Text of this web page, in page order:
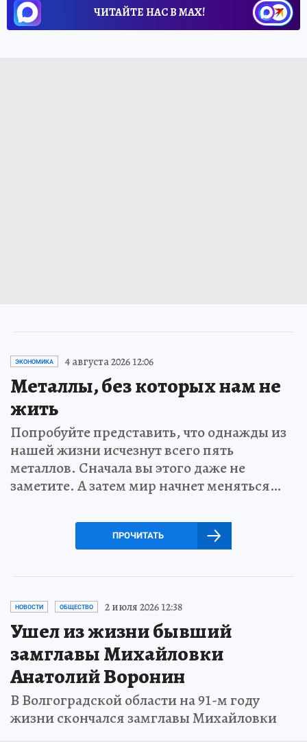
ЧИТАЙТЕ НАС В МАХ!
ЭКОНОМИКА 4 августа 2026 12:06
Металлы, без которых нам не
жить
Попробуйте представить, что однажды из
нашей жизни исчезнут всего пять
металлов. Сначала вы этого даже не
заметите. А затем мир начнет меняться…
ПРОЧИТАТЬ
НОВОСТИ ОБЩЕСТВО 2 июля 2026 12:38
Ушел из жизни бывший
замглавы Михайловки
Анатолий Воронин
В Волгоградской области на 91-м году
жизни скончался замглавы Михайловки